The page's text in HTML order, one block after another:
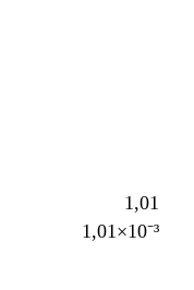
1,01
1,01×10⁻³